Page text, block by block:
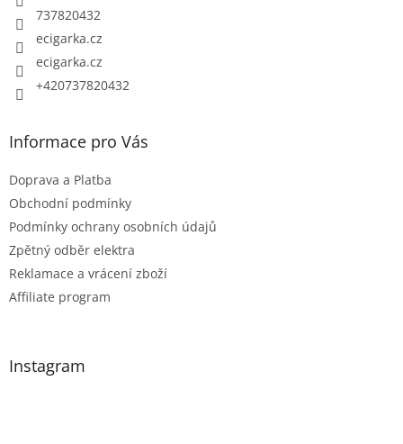
737820432
ecigarka.cz
ecigarka.cz
+420737820432
Informace pro Vás
Doprava a Platba
Obchodní podmínky
Podmínky ochrany osobních údajů
Zpětný odběr elektra
Reklamace a vrácení zboží
Affiliate program
Instagram